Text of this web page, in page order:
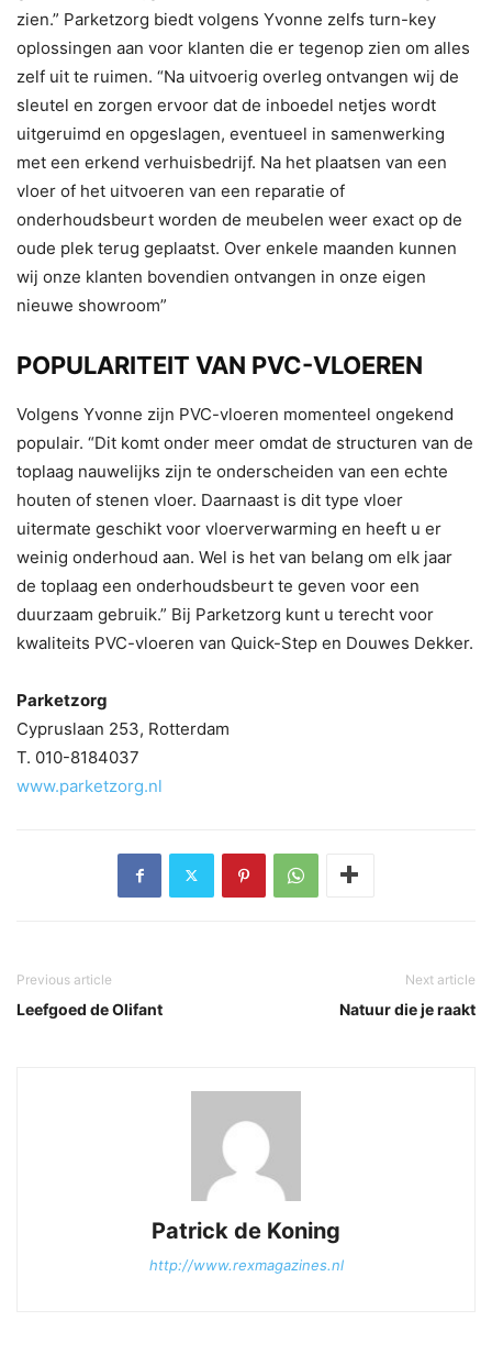
zien.” Parketzorg biedt volgens Yvonne zelfs turn-key
oplossingen aan voor klanten die er tegenop zien om alles
zelf uit te ruimen. “Na uitvoerig overleg ontvangen wij de
sleutel en zorgen ervoor dat de inboedel netjes wordt
uitgeruimd en opgeslagen, eventueel in samenwerking
met een erkend verhuisbedrijf. Na het plaatsen van een
vloer of het uitvoeren van een reparatie of
onderhoudsbeurt worden de meubelen weer exact op de
oude plek terug geplaatst. Over enkele maanden kunnen
wij onze klanten bovendien ontvangen in onze eigen
nieuwe showroom”
POPULARITEIT VAN PVC-VLOEREN
Volgens Yvonne zijn PVC-vloeren momenteel ongekend
populair. “Dit komt onder meer omdat de structuren van de
toplaag nauwelijks zijn te onderscheiden van een echte
houten of stenen vloer. Daarnaast is dit type vloer
uitermate geschikt voor vloerverwarming en heeft u er
weinig onderhoud aan. Wel is het van belang om elk jaar
de toplaag een onderhoudsbeurt te geven voor een
duurzaam gebruik.” Bij Parketzorg kunt u terecht voor
kwaliteits PVC-vloeren van Quick-Step en Douwes Dekker.
Parketzorg
Cypruslaan 253, Rotterdam
T. 010-8184037
www.parketzorg.nl
Previous article
Leefgoed de Olifant
Next article
Natuur die je raakt
Patrick de Koning
http://www.rexmagazines.nl